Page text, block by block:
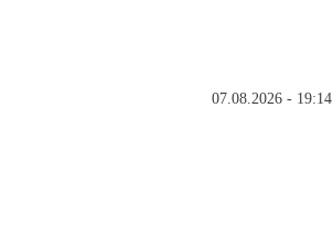
07.08.2026 - 19:14